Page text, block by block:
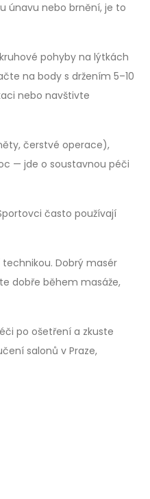
únavu nebo brnění, je to
pohyby na lýtkách
na body s držením 5–10
nebo navštivte
čerstvé operace),
— jde o soustavnou péči
často používají
Dobrý masér
dobře během masáže,
po ošetření a zkuste
salonů v Praze,